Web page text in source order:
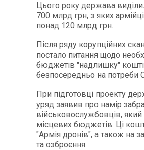
Цього року держава
700 млрд грн, з яких
понад 120 млрд грн.
Після ряду корупційних
постало питання щодо
бюджетів "надлишку"
безпосередньо на потреби
При підготовці проекту
уряд заявив про намір
військовослужбовців,
місцевих бюджетів. Ці
"Армія дронів", а також на
та озброєння.